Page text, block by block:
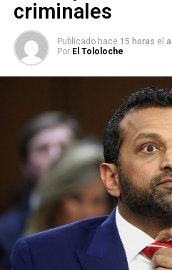
En respuesta,
Trump
subsidios y contratos
empresas de Musk,lo que
las acciones de Tesla y una
millones de dólares en su
criminales
Publicado hace 15 horas el
Por El Tololoche